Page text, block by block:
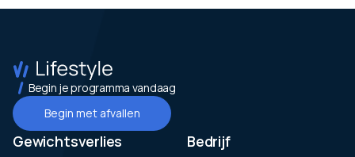
Begin je programma vandaag
Begin met afvallen
Gewichtsverlies Bedrijf